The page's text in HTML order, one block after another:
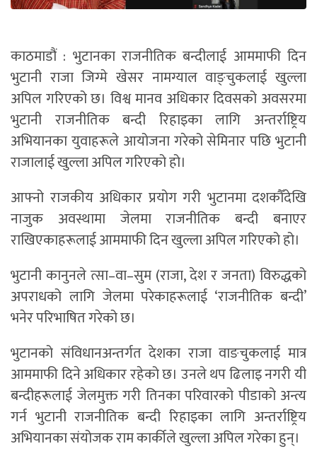
काठमाडौं : भुटानका राजनीतिक बन्दीलाई आममाफी दिन
भुटानी राजा जिग्मे खेसर नामग्याल वाङ्चुकलाई खुल्ला
अपिल गरिएको छ। विश्व मानव अधिकार दिवसको अवसरमा
भुटानी राजनीतिक बन्दी रिहाइका लागि अन्तर्राष्ट्रिय
अभियानका युवाहरूले आयोजना गरेको सेमिनार पछि भुटानी
राजालाई खुल्ला अपिल गरिएको हो।
आफ्नो राजकीय अधिकार प्रयोग गरी भुटानमा दशकौँदेखि
नाजुक अवस्थामा जेलमा राजनीतिक बन्दी बनाएर
राखिएकाहरूलाई आममाफी दिन खुल्ला अपिल गरिएको हो।
भुटानी कानुनले त्सा–वा–सुम (राजा, देश र जनता) विरुद्धको
अपराधको लागि जेलमा परेकाहरूलाई ‘राजनीतिक बन्दी’
भनेर परिभाषित गरेको छ।
भुटानको संविधानअन्तर्गत देशका राजा वाङचुकलाई मात्र
आममाफी दिने अधिकार रहेको छ। उनले थप ढिलाइ नगरी यी
बन्दीहरूलाई जेलमुक्त गरी तिनका परिवारको पीडाको अन्त्य
गर्न भुटानी राजनीतिक बन्दी रिहाइका लागि अन्तर्राष्ट्रिय
अभियानका संयोजक राम कार्कीले खुल्ला अपिल गरेका हुन्।